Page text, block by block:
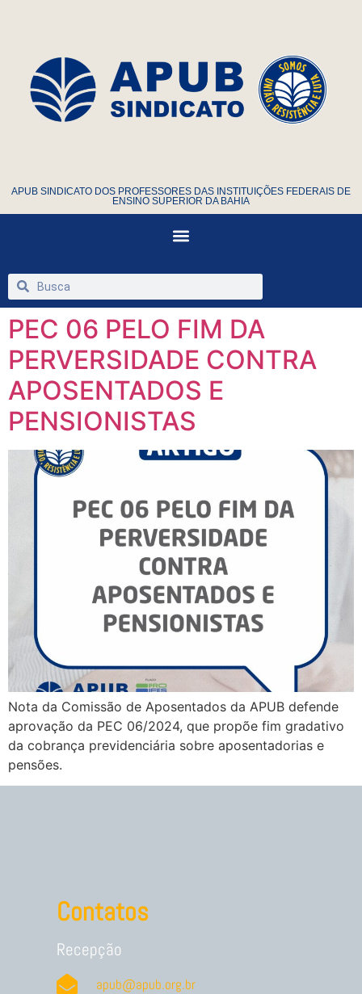
APUB SINDICATO DOS PROFESSORES DAS INSTITUIÇÕES FEDERAIS DE
ENSINO SUPERIOR DA BAHIA
PEC 06 PELO FIM DA
PERVERSIDADE CONTRA
APOSENTADOS E
PENSIONISTAS
Nota da Comissão de Aposentados da APUB defende
aprovação da PEC 06/2024, que propõe fim gradativo
da cobrança previdenciária sobre aposentadorias e
pensões.
Contatos
Recepção
apub@apub.org.br